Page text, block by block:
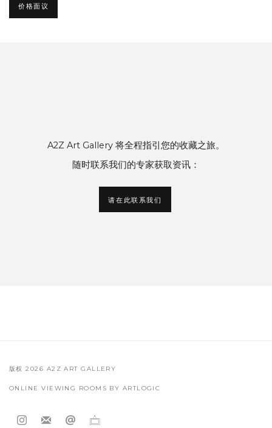
价格面议
A2Z Art Gallery 将全程指引您的收藏之旅。
随时联系我们的专家获取资讯：
请在此联系我们
版权 2026 A2Z ART GALLERY
ONLINE VIEWING ROOMS BY ARTLOGIC